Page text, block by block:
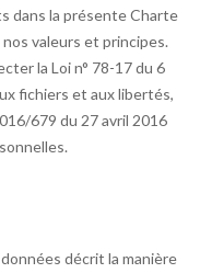
dans la présente Charte
valeurs et principes.
la Loi n° 78-17 du 6
fichiers et aux libertés,
679 du 27 avril 2016
décrit la manière